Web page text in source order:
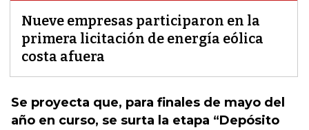
Nueve empresas participaron en la
primera licitación de energía eólica
costa afuera
Se proyecta que, para finales de mayo del
año en curso, se surta la etapa “Depósito